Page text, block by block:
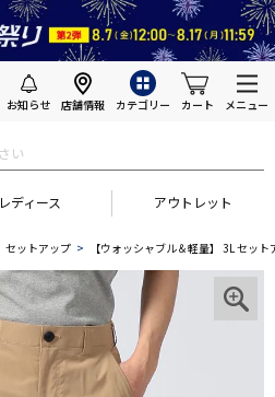
お知らせ 店舗情報 カテゴリー カート メニュー
レディース アウトレット
セットアップ 【ウォッシャブル＆軽量】 3L セッ